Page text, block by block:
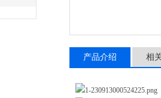
产品介绍 相